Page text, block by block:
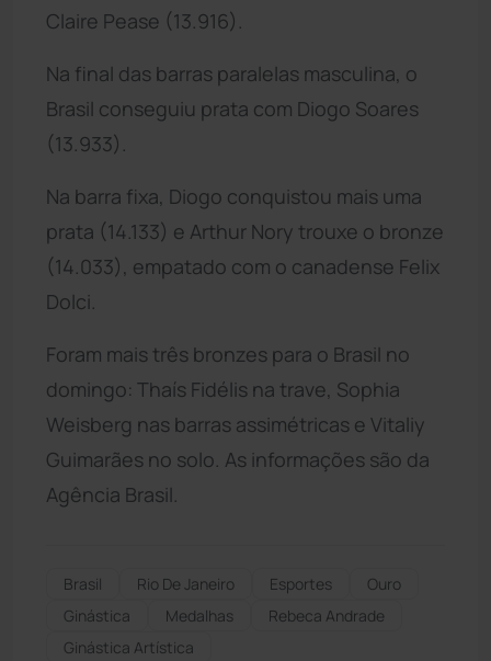
Claire Pease (13.916).
Na final das barras paralelas masculina, o
Brasil conseguiu prata com Diogo Soares
(13.933).
Na barra fixa, Diogo conquistou mais uma
prata (14.133) e Arthur Nory trouxe o bronze
(14.033), empatado com o canadense Felix
Dolci.
Foram mais três bronzes para o Brasil no
domingo: Thaís Fidélis na trave, Sophia
Weisberg nas barras assimétricas e Vitaliy
Guimarães no solo. As informações são da
Agência Brasil.
Brasil Rio De Janeiro Esportes
Ouro
Ginástica
Medalhas
Rebeca Andrade
Ginástica Artística